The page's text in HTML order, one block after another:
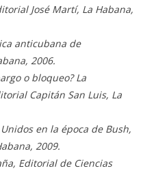
José Martí, La Habana,
anticubana de
2006.
o bloqueo? La
Capitán San Luis, La
en la época de Bush,
2009.
Editorial de Ciencias